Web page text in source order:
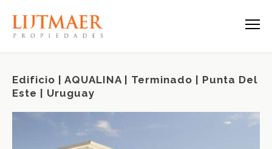
Edificio | AQUALINA | Terminado | Punta Del
Este | Uruguay